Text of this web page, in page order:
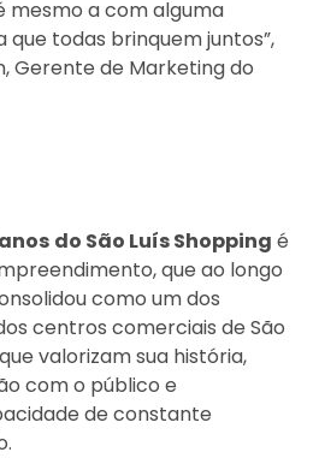
mesmo a com alguma
todas brinquem juntos”,
Gerente de Marketing do
do São Luís Shopping é
que ao longo
como um dos
centros comerciais de São
valorizam sua história,
com o público e
de constante